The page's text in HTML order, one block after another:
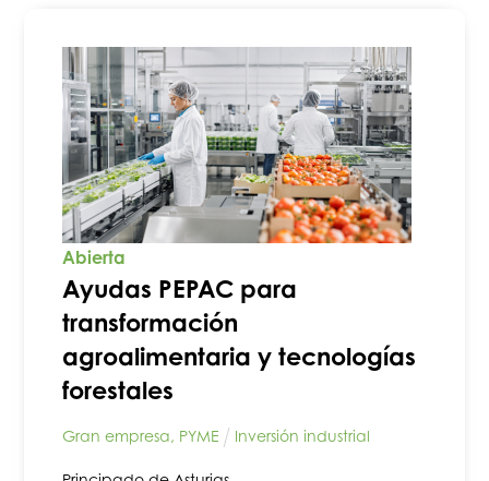
Abierta
Ayudas PEPAC para
transformación
agroalimentaria y tecnologías
forestales
Gran empresa, PYME Inversión industrial